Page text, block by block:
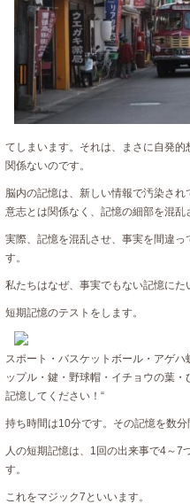
てしまいます。それは、まさに自発
関係ないのです。
脳内の記憶は、新しい情報で汚染さ
意志とは関係なく、記憶の細部を混乱
実際、記憶を混乱させ、事実を間違
す。
私たちはなぜ、事実でもない記憶に
短期記憶のテストをします。
スポート・バスケットボール・アゲ
ップル・鍵・野球帽・イチョウの葉
記憶してください！“
持ち時間は10分です。その記憶を数分
人の短期記憶は、1回の出来事で4～7
す。
これをマジック7といいます。